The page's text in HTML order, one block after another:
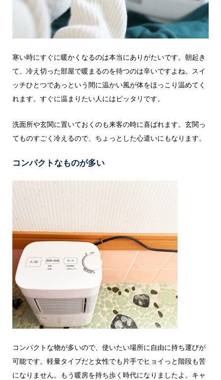
寒い時にすぐに暖かくなるのは本当にありがたいです。朝起き
て、冷え切った部屋で暖まるのを待つのは辛いですよね。スイ
ッチひとつであっという間に温かい風が体をほっこり温めてく
れます。すぐに温まりたい人にはピッタリです。
洗面所や玄関に置いておくのも来客の時に喜ばれます。玄関っ
てものすごく冷えるので、ちょっとした心遣いにもなります。
コンパクトなものが多い
コンパクトな物が多いので、使いたい場所に自由に持ち運びが
可能です。軽量タイプだと女性でも片手でヒョイっと階段も苦
になりません。もう暖房を持ち歩く時代になりましたよ。キャ